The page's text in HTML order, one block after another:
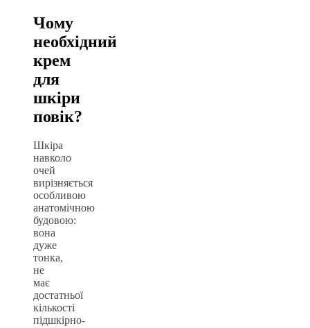
Чому
необхідний
крем
для
шкіри
повік?
Шкіра
навколо
очей
вирізняється
особливою
анатомічною
будовою:
вона
дуже
тонка,
не
має
достатньої
кількості
підшкірно-